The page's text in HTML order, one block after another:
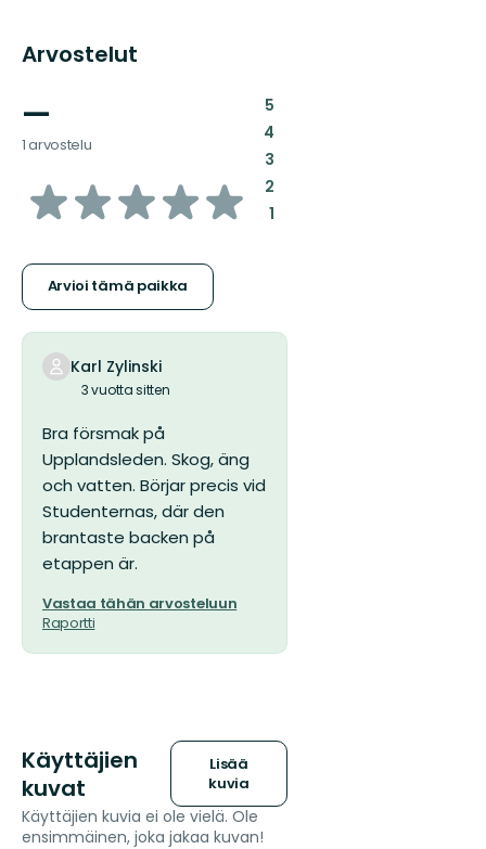
Arvostelut
—
1 arvostelu
/5
Arvioi tämä paikka
5:
4:
3:
2:
1:
Karl Zylinski
3 vuotta sitten
Bra försmak på
Upplandsleden. Skog, äng
och vatten. Börjar precis vid
Studenternas, där den
brantaste backen på
etappen är.
Vastaa tähän arvosteluun
Raportti
Käyttäjien
kuvat
Lisää
kuvia
Käyttäjien kuvia ei ole vielä. Ole
ensimmäinen, joka jakaa kuvan!